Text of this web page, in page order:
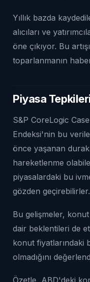
Yıllık bazda
alıcıları ve
öne çıkıyor. Bu
toparlanmanın
Piyasa
S&P CoreLogic
Endeksi'nin bu
önce yaşanan
hareketlenme
piyasalardaki bu
gözden geçirebilirler.
Bu gelişmeler,
dair beklentileri de
konut fiyatlarındaki
olmadığını
Özetle, ABD'deki